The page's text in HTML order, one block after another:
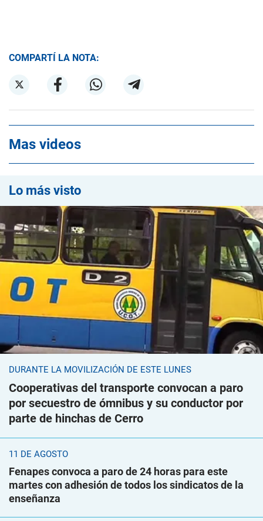
COMPARTÍ LA NOTA:
Mas videos
Lo más visto
DURANTE LA MOVILIZACIÓN DE ESTE LUNES
Cooperativas del transporte convocan a paro
por secuestro de ómnibus y su conductor por
parte de hinchas de Cerro
11 DE AGOSTO
Fenapes convoca a paro de 24 horas para este
martes con adhesión de todos los sindicatos de la
enseñanza